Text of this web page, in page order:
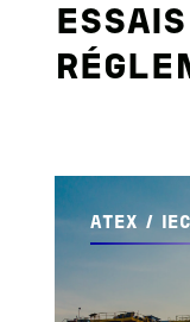
ESSAIS
ATEX /